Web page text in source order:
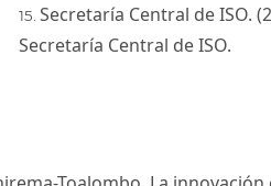
Secretaría Central de ISO.
Secretaría Central de ISO.